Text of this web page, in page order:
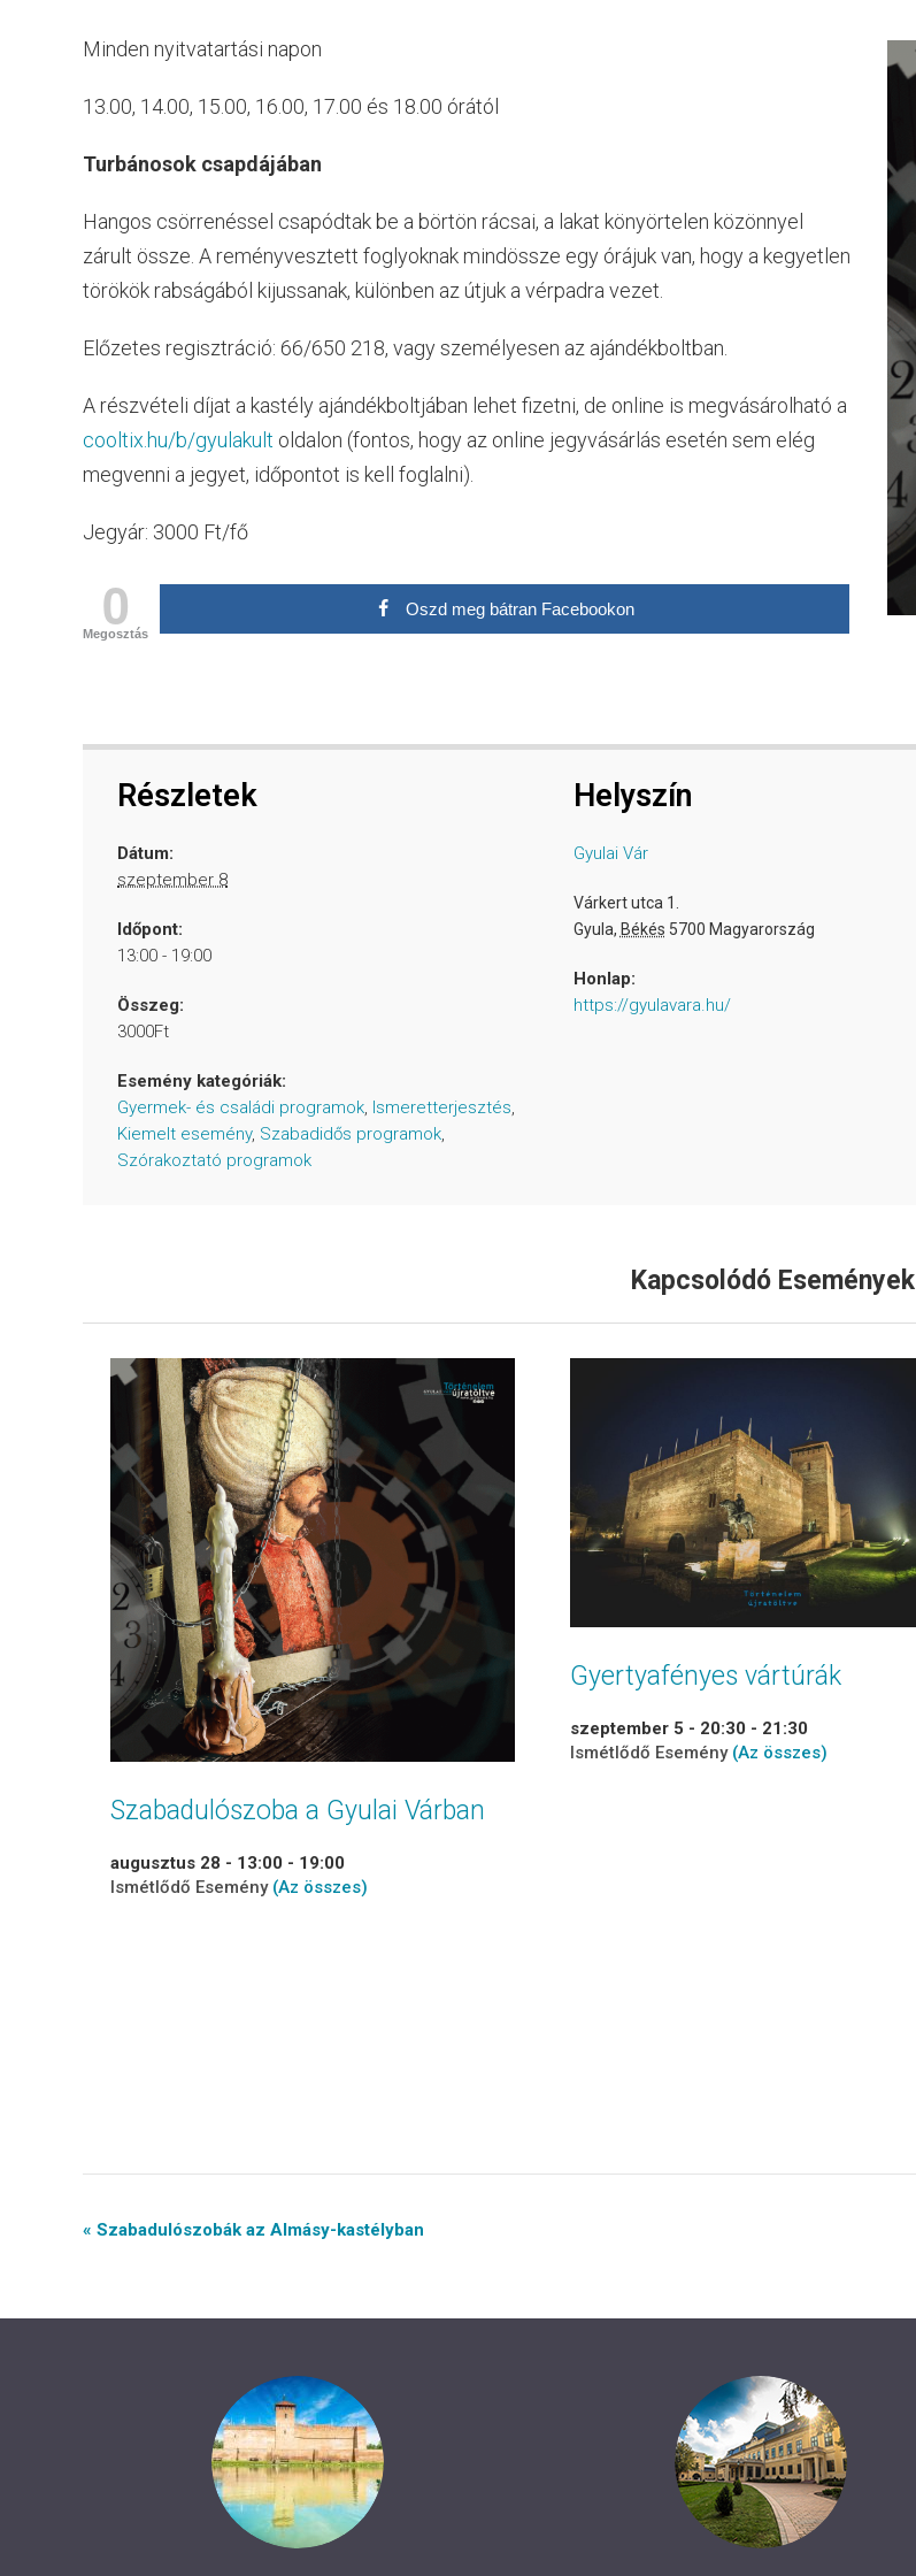
Minden nyitvatartási napon
13.00, 14.00, 15.00, 16.00, 17.00 és 18.00 órától
Turbánosok csapdájában
Hangos csörrenéssel csapódtak be a börtön rácsai, a lakat könyörtelen közönnyel
zárult össze. A reményvesztett foglyoknak mindössze egy órájuk van, hogy a kegyetlen
törökök rabságából kijussanak, különben az útjuk a vérpadra vezet.
Előzetes regisztráció: 66/650 218, vagy személyesen az ajándékboltban.
A részvételi díjat a kastély ajándékboltjában lehet fizetni, de online is megvásárolható a
cooltix.hu/b/gyulakult oldalon (fontos, hogy az online jegyvásárlás esetén sem elég
megvenni a jegyet, időpontot is kell foglalni).
Jegyár: 3000 Ft/fő
0
Megosztás
Oszd meg bátran Facebookon
Részletek
Dátum:
szeptember 8
Időpont:
13:00 - 19:00
Összeg:
3000Ft
Esemény kategóriák:
Gyermek- és családi programok Ismeretterjesztés
Kiemelt esemény, Szabadidős programok
Szórakoztató programok
Helyszín
Gyulai Vár
Várkert utca 1.
Gyula, Békés 5700 Magyarország
Honlap:
https://gyulavara.hu/
Kapcsolódó Események
Szabadulószoba a Gyulai Várban
augusztus 28 - 13:00 - 19:00
Ismétlődő Esemény (Az összes)
Gyertyafényes vártúrák
szeptember 5 - 20:30 - 21:30
Ismétlődő Esemény (Az összes)
Event
« Szabadulószobák az Almásy-kastélyban